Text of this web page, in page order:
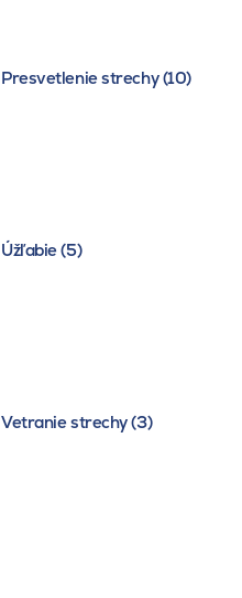
Presvetlenie strechy (10)
Úžľabie (5)
Vetranie strechy (3)